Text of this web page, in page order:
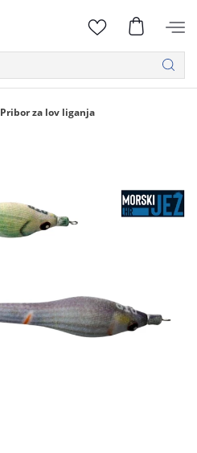
Pribor za lov liganja